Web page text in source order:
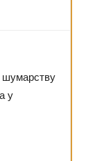
шумарству
у